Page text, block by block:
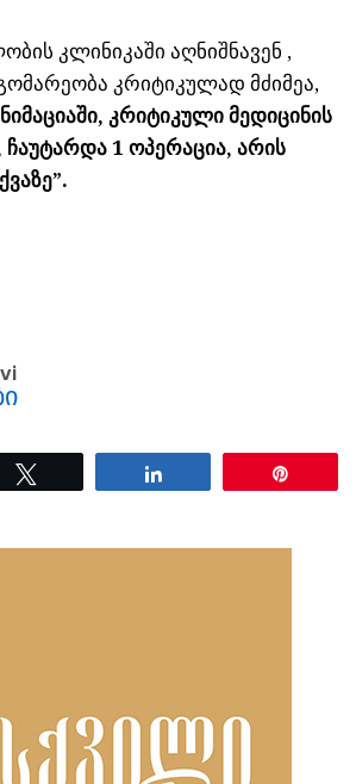
კლინიკაში აღნიშნავენ ,
კრიტიკულად მძიმეა,
კრიტიკული მედიცინის
ჩაუტარდა 1 ოპერაცია, არის